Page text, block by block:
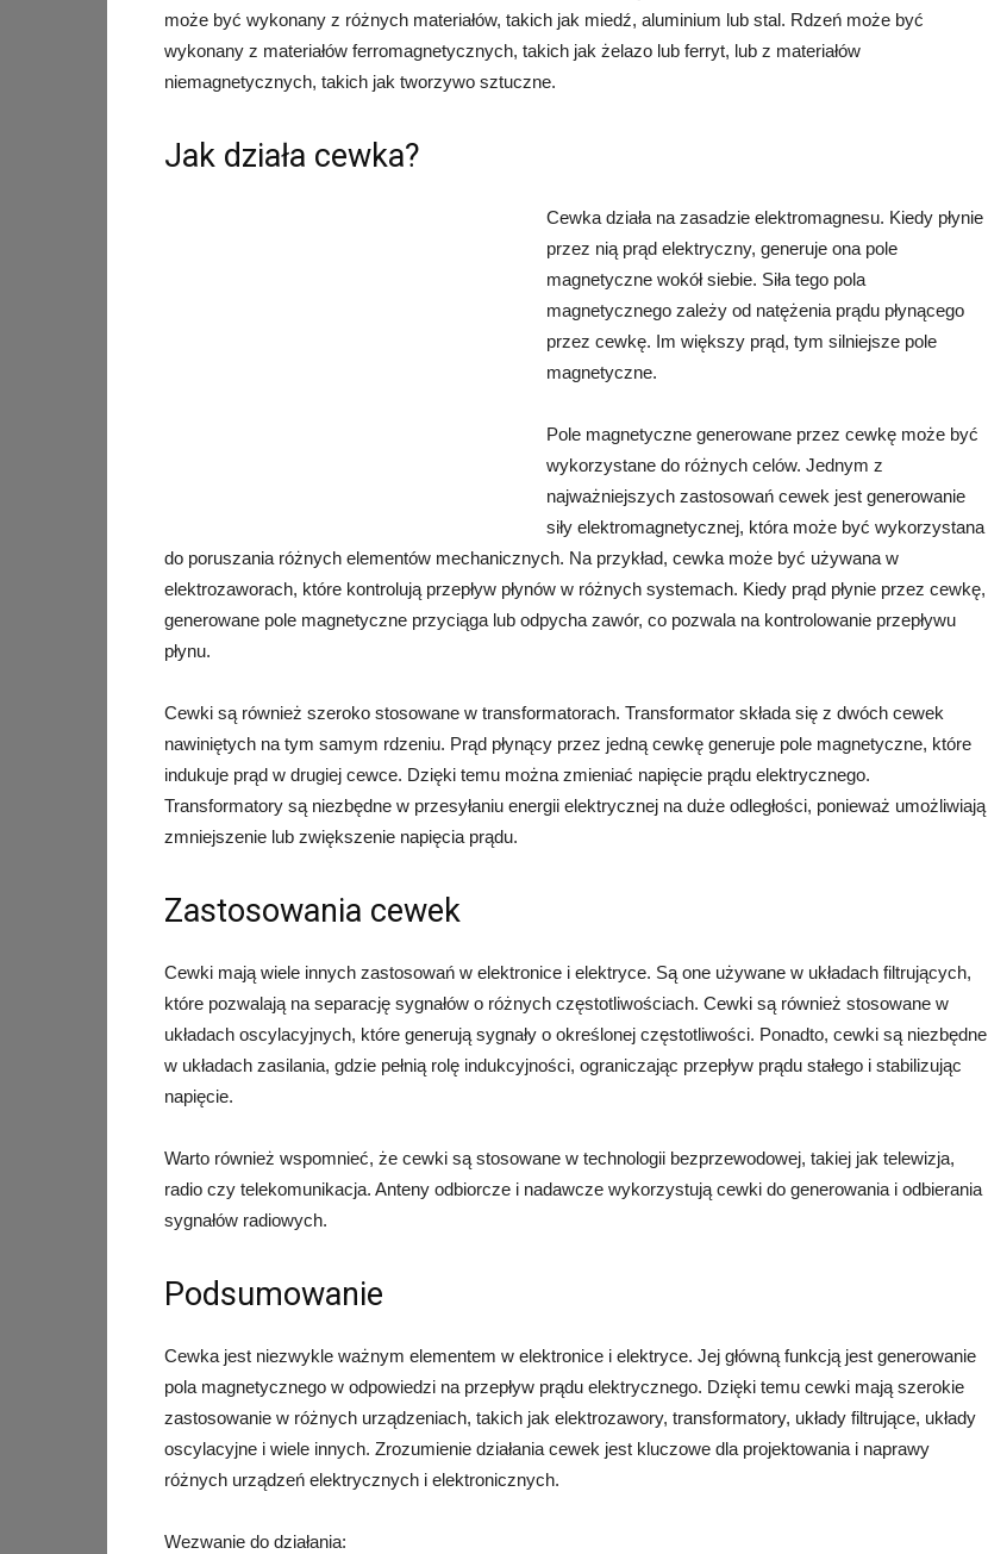
może być wykonany z różnych materiałów, takich jak miedź, aluminium lub stal. Rdzeń może być
wykonany z materiałów ferromagnetycznych, takich jak żelazo lub ferryt, lub z materiałów
niemagnetycznych, takich jak tworzywo sztuczne.
Jak działa cewka?
Cewka działa na zasadzie elektromagnesu. Kiedy płynie
przez nią prąd elektryczny, generuje ona pole
magnetyczne wokół siebie. Siła tego pola
magnetycznego zależy od natężenia prądu płynącego
przez cewkę. Im większy prąd, tym silniejsze pole
magnetyczne.
Pole magnetyczne generowane przez cewkę może być
wykorzystane do różnych celów. Jednym z
najważniejszych zastosowań cewek jest generowanie
siły elektromagnetycznej, która może być wykorzystana
do poruszania różnych elementów mechanicznych. Na przykład, cewka może być używana w
elektrozaworach, które kontrolują przepływ płynów w różnych systemach. Kiedy prąd płynie przez cewkę,
generowane pole magnetyczne przyciąga lub odpycha zawór, co pozwala na kontrolowanie przepływu
płynu.
Cewki są również szeroko stosowane w transformatorach. Transformator składa się z dwóch cewek
nawiniętych na tym samym rdzeniu. Prąd płynący przez jedną cewkę generuje pole magnetyczne, które
indukuje prąd w drugiej cewce. Dzięki temu można zmieniać napięcie prądu elektrycznego.
Transformatory są niezbędne w przesyłaniu energii elektrycznej na duże odległości, ponieważ umożliwiają
zmniejszenie lub zwiększenie napięcia prądu.
Zastosowania cewek
Cewki mają wiele innych zastosowań w elektronice i elektryce. Są one używane w układach filtrujących,
które pozwalają na separację sygnałów o różnych częstotliwościach. Cewki są również stosowane w
układach oscylacyjnych, które generują sygnały o określonej częstotliwości. Ponadto, cewki są niezbędne
w układach zasilania, gdzie pełnią rolę indukcyjności, ograniczając przepływ prądu stałego i stabilizując
napięcie.
Warto również wspomnieć, że cewki są stosowane w technologii bezprzewodowej, takiej jak telewizja,
radio czy telekomunikacja. Anteny odbiorcze i nadawcze wykorzystują cewki do generowania i odbierania
sygnałów radiowych.
Podsumowanie
Cewka jest niezwykle ważnym elementem w elektronice i elektryce. Jej główną funkcją jest generowanie
pola magnetycznego w odpowiedzi na przepływ prądu elektrycznego. Dzięki temu cewki mają szerokie
zastosowanie w różnych urządzeniach, takich jak elektrozawory, transformatory, układy filtrujące, układy
oscylacyjne i wiele innych. Zrozumienie działania cewek jest kluczowe dla projektowania i naprawy
różnych urządzeń elektrycznych i elektronicznych.
Wezwanie do działania: